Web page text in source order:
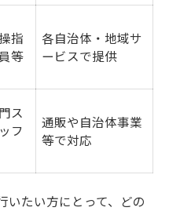
指
等
各自治体・地域サ
ービスで提供
ス
フ
通販や自治体事業
等で対応
いたい方にとって、どの